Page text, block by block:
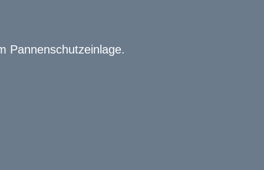
Pannenschutzeinlage.